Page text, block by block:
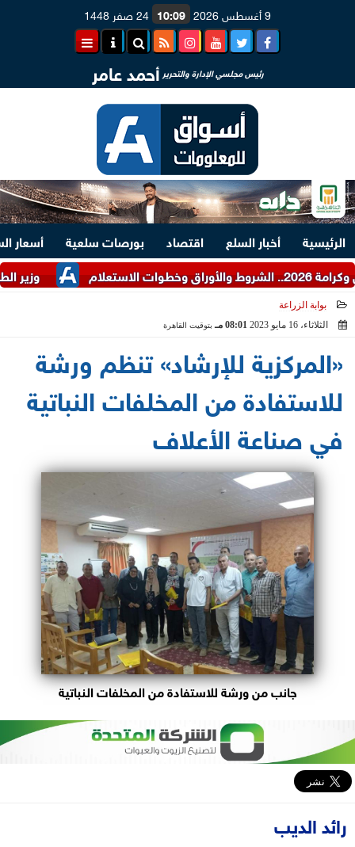
9 أغسطس 2026 10:09 24 صفر 1448
رئيس مجلسي الإدارة والتحرير أحمد عامر
الرئيسية أخبار السلع اقتصاد بورصات سلعية
أسعار
وزير الطيران
بوابة الزراعة
الثلاثاء، 16 مايو 2023
08:01 مـ بتوقيت القاهرة
«المركزية للإرشاد» تنظم ورشة
للاستفادة من المخلفات النباتية
في صناعة الأعلاف
جانب من ورشة للاستفادة من المخلفات النباتية
رائد الديب